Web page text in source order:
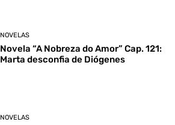
NOVELAS
Novela “A Nobreza do Amor” Cap. 121:
Marta desconfia de Diógenes
NOVELAS